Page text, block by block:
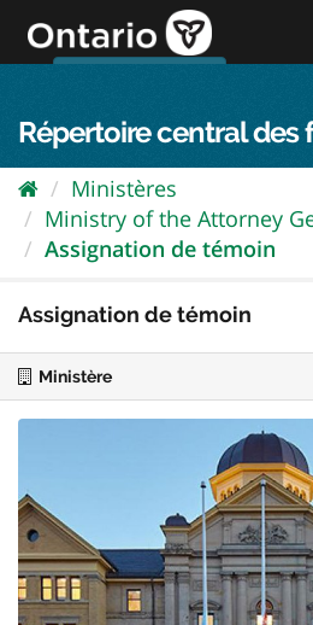
directement
au
Répertoire central des
Ministères
Ministry of the Attorney
Assignation de témoin
Assignation de témoin
Ministère